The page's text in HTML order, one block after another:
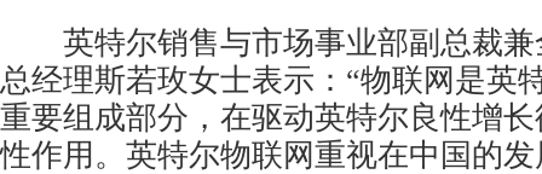
英特尔销售与市场事业部副总裁兼
总经理斯若玫女士表示：“物联网是英
重要组成部分，在驱动英特尔良性增
性作用。英特尔物联网重视在中国的